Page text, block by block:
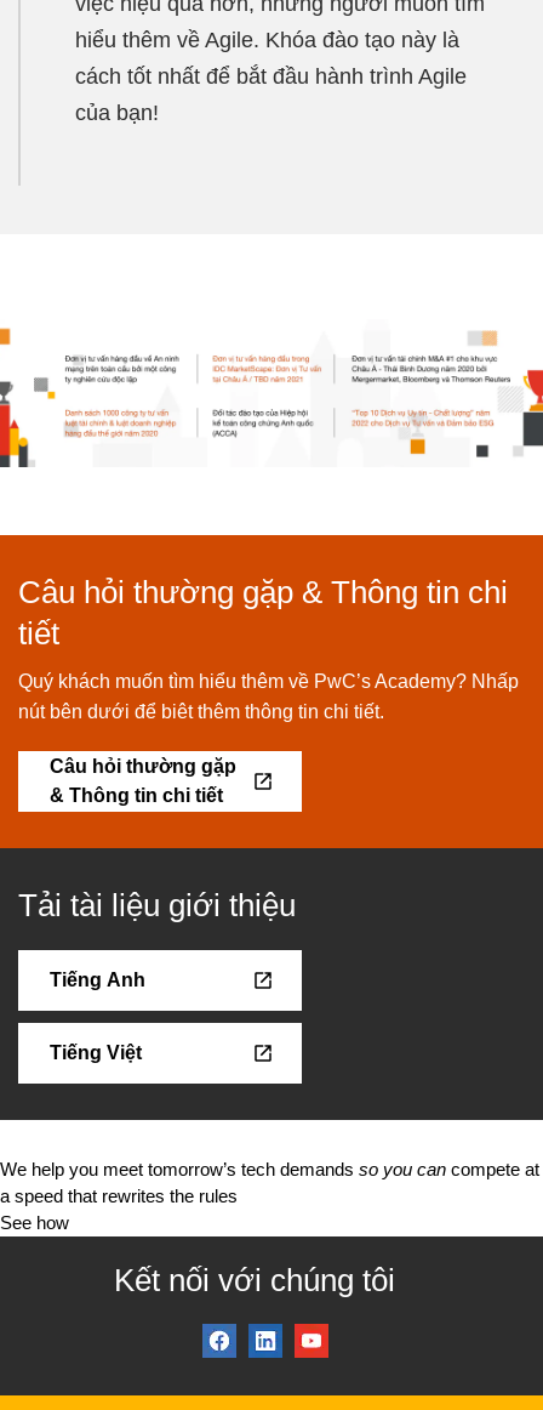
hiểu thêm về Agile. Khóa đào tạo này là
cách tốt nhất để bắt đầu hành trình Agile
của bạn!
Câu hỏi thường gặp & Thông tin chi
tiết
Quý khách muốn tìm hiểu thêm về PwC’s Academy? Nhấp
nút bên dưới để biêt thêm thông tin chi tiết.
Câu hỏi thường gặp
& Thông tin chi tiết
Tải tài liệu giới thiệu
Tiếng Anh
Tiếng Việt
We help you meet tomorrow’s tech demands so you can compete at
a speed that rewrites the rules
See how
Kết nối với chúng tôi